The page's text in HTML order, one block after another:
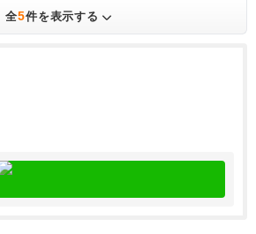
全5件を表示する